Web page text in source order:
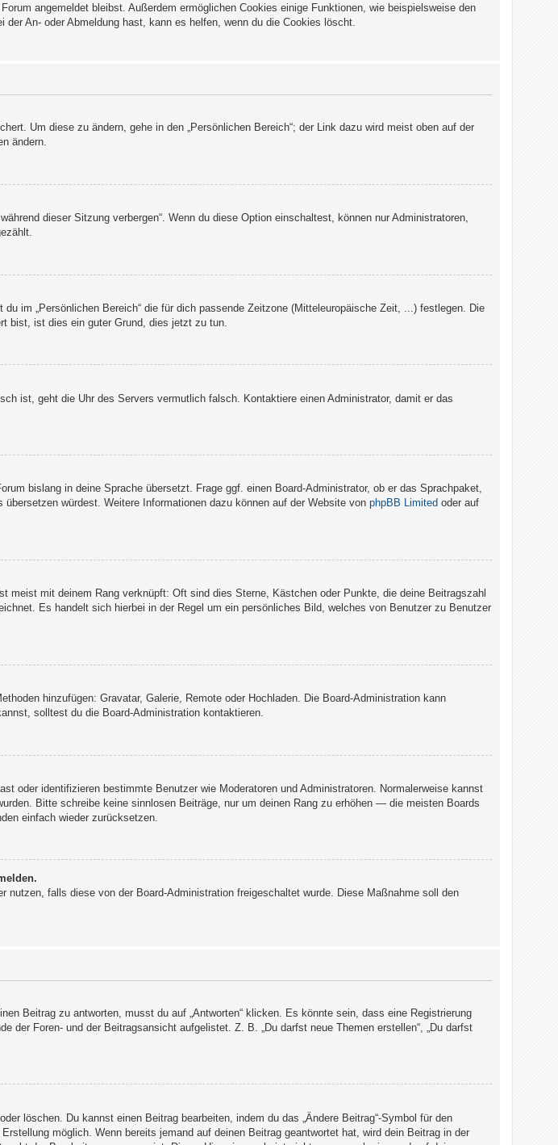
angemeldet bleibst. Außerdem ermöglichen Cookies einige Funktionen, wie beispielsweise den
An- oder Abmeldung hast, kann es helfen, wenn du die Cookies löscht.
Um diese zu ändern, gehe in den „Persönlichen Bereich“; der Link dazu wird meist oben auf der
ändern.
dieser Sitzung verbergen“. Wenn du diese Option einschaltest, können nur Administratoren,
im „Persönlichen Bereich“ die für dich passende Zeitzone (Mitteleuropäische Zeit, ...) festlegen. Die
bist, ist dies ein guter Grund, dies jetzt zu tun.
ist, geht die Uhr des Servers vermutlich falsch. Kontaktiere einen Administrator, damit er das
bislang in deine Sprache übersetzt. Frage ggf. einen Board-Administrator, ob er das Sprachpaket,
würdest. Weitere Informationen dazu können auf der Website von phpBB Limited oder auf
mit deinem Rang verknüpft: Oft sind dies Sterne, Kästchen oder Punkte, die deine Beitragszahl
Es handelt sich hierbei in der Regel um ein persönliches Bild, welches von Benutzer zu Benutzer
hinzufügen: Gravatar, Galerie, Remote oder Hochladen. Die Board-Administration kann
solltest du die Board-Administration kontaktieren.
oder identifizieren bestimmte Benutzer wie Moderatoren und Administratoren. Normalerweise kannst
Bitte schreibe keine sinnlosen Beiträge, nur um deinen Rang zu erhöhen — die meisten Boards
einfach wieder zurücksetzen.
falls diese von der Board-Administration freigeschaltet wurde. Diese Maßnahme soll den
Beitrag zu antworten, musst du auf „Antworten“ klicken. Es könnte sein, dass eine Registrierung
Foren- und der Beitragsansicht aufgelistet. Z. B. „Du darfst neue Themen erstellen“, „Du darfst
löschen. Du kannst einen Beitrag bearbeiten, indem du das „Ändere Beitrag“-Symbol für den
möglich. Wenn bereits jemand auf deinen Beitrag geantwortet hat, wird dein Beitrag in der